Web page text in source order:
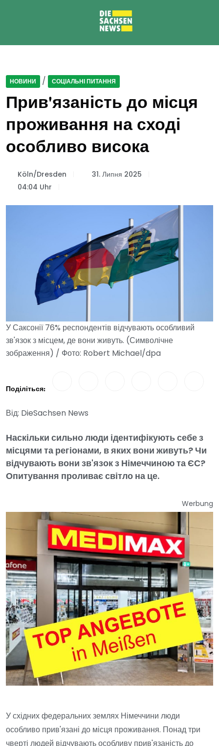
НОВИНИ / СОЦІАЛЬНІ ПИТАННЯ
Прив'язаність до місця
проживання на сході
особливо висока
Köln/Dresden
31. Липня 2025
04:04 Uhr
У Саксонії 76% респондентів відчувають особливий
зв'язок з місцем, де вони живуть. (Символічне
зображення) / Фото: Robert Michael/dpa
Поділіться:
Від: DieSachsen News
Наскільки сильно люди ідентифікують себе з
місцями та регіонами, в яких вони живуть? Чи
відчувають вони зв'язок з Німеччиною та ЄС?
Опитування проливає світло на це.
Werbung
У східних федеральних землях Німеччини люди
особливо прив'язані до місця проживання. Понад три
чверті людей відчувають особливу прив'язаність до